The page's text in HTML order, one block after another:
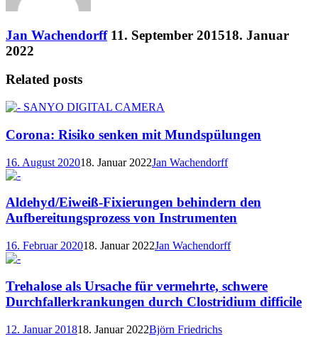
Jan Wachendorff 11. September 201518. Januar
2022
Related posts
Corona: Risiko senken mit Mundspülungen
16. August 202018. Januar 2022Jan Wachendorff
Aldehyd/Eiweiß-Fixierungen behindern den
Aufbereitungsprozess von Instrumenten
16. Februar 202018. Januar 2022Jan Wachendorff
Trehalose als Ursache für vermehrte, schwere
Durchfallerkrankungen durch Clostridium difficile
12. Januar 201818. Januar 2022Björn Friedrichs